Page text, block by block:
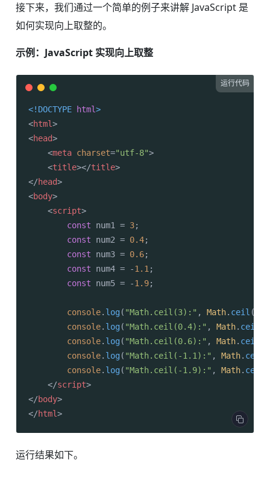
接下来，我们通过一个简单的例子来讲解 JavaScript 是
如何实现向上取整的。
示例：JavaScript 实现向上取整
运行代码
<!DOCTYPE html>
<html>
<head>
<meta charset="utf-8">
<title></title>
</head>
<body>
<script>
const num1 = 3;
const num2 = 0.4;
const num3 = 0.6;
const num4 = -1.1 ;
const num5 = -1.9;
console. log( "Math.ceil(3):" , Math. ceil
console. log( "Math.ceil(0.4):" , Math. ceil
console. log( "Math.ceil(0.6):" , Math. ceil
console. log( "Math.ceil(-1.1):" , Math. ceil
console. log( "Math.ceil(-1.9):" , Math. ceil
</script>
</body>
</html>
运行结果如下。